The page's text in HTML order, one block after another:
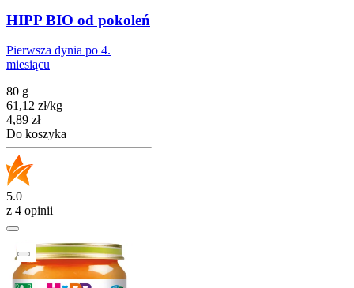
HIPP BIO od pokoleń
Pierwsza dynia po 4.
miesiącu
80 g
61,12 zł/kg
Cena
4,89 zł
Do koszyka
5.0
z 4 opinii